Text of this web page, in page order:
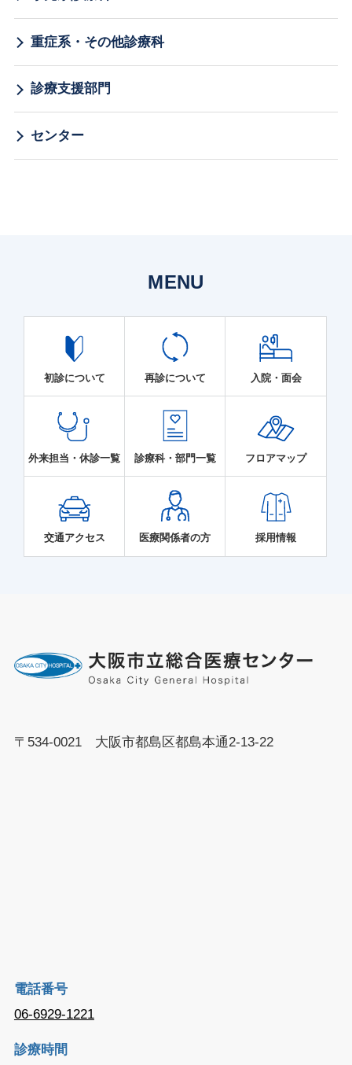
重症系・その他診療科
診療支援部門
センター
MENU
初診について 再診について 入院・面会
外来担当・休診一覧 診療科・部門一覧 フロアマップ
交通アクセス 医療関係者の方 採用情報
〒534-0021 大阪市都島区都島本通2-13-22
電話番号
06-6929-1221
診療時間